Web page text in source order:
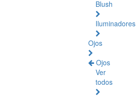
Blush
Iluminadores
Ojos
Ojos
Ver
todos